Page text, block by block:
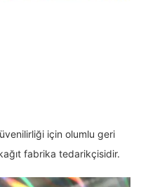
için olumlu geri
fabrika tedarikçisidir.